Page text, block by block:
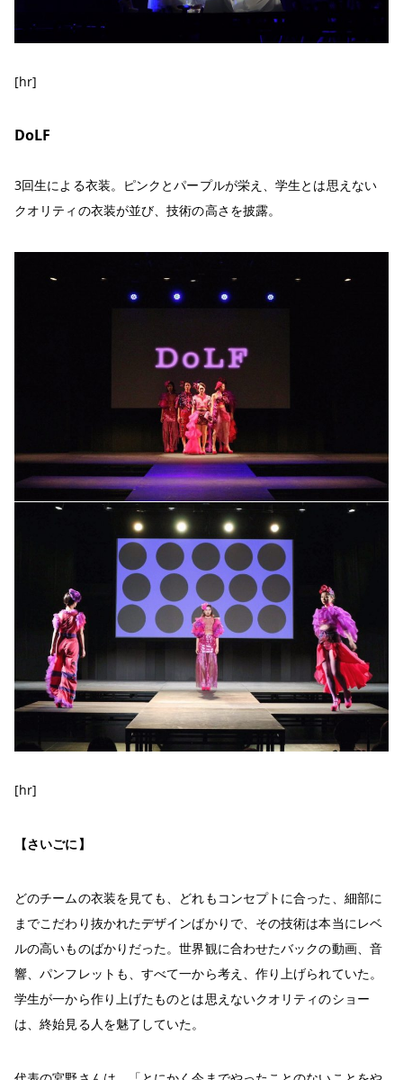
[hr]
DoLF
3回生による衣装。ピンクとパープルが栄え、学生とは思えない
クオリティの衣装が並び、技術の高さを披露。
[hr]
【さいごに】
どのチームの衣装を見ても、どれもコンセプトに合った、細部に
までこだわり抜かれたデザインばかりで、その技術は本当にレベ
ルの高いものばかりだった。世界観に合わせたバックの動画、音
響、パンフレットも、すべて一から考え、作り上げられていた。
学生が一から作り上げたものとは思えないクオリティのショー
は、終始見る人を魅了していた。